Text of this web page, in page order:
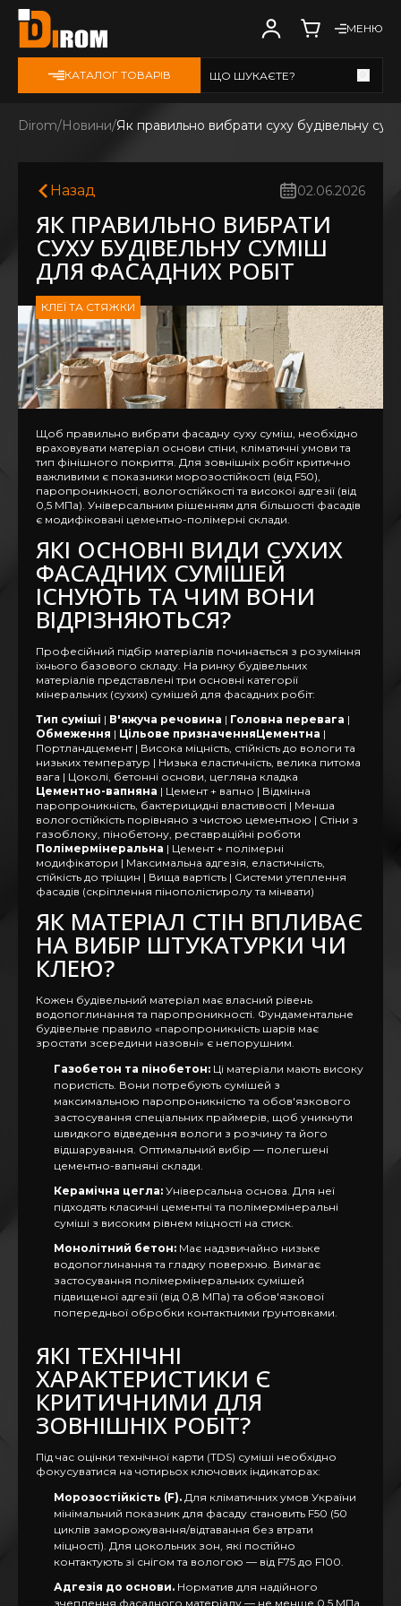
МЕНЮ
КАТАЛОГ ТОВАРІВ ЩО ШУКАЄТЕ?
Dirom Новини Як правильно вибрати суху будівельну
Назад 02.06.2026
ЯК ПРАВИЛЬНО ВИБРАТИ
СУХУ БУДІВЕЛЬНУ СУМІШ
ДЛЯ ФАСАДНИХ РОБІТ
КЛЕЇ ТА СТЯЖКИ
Щоб правильно вибрати фасадну суху суміш, необхідно
враховувати матеріал основи стіни, кліматичні умови та
тип фінішного покриття. Для зовнішніх робіт критично
важливими є показники морозостійкості (від F50),
паропроникності, вологостійкості та високої адгезії (від
0,5 МПа). Універсальним рішенням для більшості фасадів
є модифіковані цементно-полімерні склади.
ЯКІ ОСНОВНІ ВИДИ СУХИХ
ФАСАДНИХ СУМІШЕЙ
ІСНУЮТЬ ТА ЧИМ ВОНИ
ВІДРІЗНЯЮТЬСЯ?
Професійний підбір матеріалів починається з розуміння
їхнього базового складу. На ринку будівельних
матеріалів представлені три основні категорії
мінеральних (сухих) сумішей для фасадних робіт:
Тип суміші | В'яжуча речовина | Головна перевага |
Обмеження | Цільове призначенняЦементна |
Портландцемент | Висока міцність, стійкість до вологи та
низьких температур | Низька еластичність, велика питома
вага | Цоколі, бетонні основи, цегляна кладка
Цементно-вапняна | Цемент + вапно | Відмінна
паропроникність, бактерицидні властивості | Менша
вологостійкість порівняно з чистою цементною | Стіни з
газоблоку, пінобетону, реставраційні роботи
Полімермінеральна | Цемент + полімерні
модифікатори | Максимальна адгезія, еластичність,
стійкість до тріщин | Вища вартість | Системи утеплення
фасадів (скріплення пінополістиролу та мінвати)
ЯК МАТЕРІАЛ СТІН ВПЛИВАЄ
НА ВИБІР ШТУКАТУРКИ ЧИ
КЛЕЮ?
Кожен будівельний матеріал має власний рівень
водопоглинання та паропроникності. Фундаментальне
будівельне правило «паропроникність шарів має
зростати зсередини назовні» є непорушним.
Газобетон та пінобетон: Ці матеріали мають високу
пористість. Вони потребують сумішей з
максимальною паропроникністю та обов'язкового
застосування спеціальних праймерів, щоб уникнути
швидкого відведення вологи з розчину та його
відшарування. Оптимальний вибір — полегшені
цементно-вапняні склади.
Керамічна цегла: Універсальна основа. Для неї
підходять класичні цементні та полімермінеральні
суміші з високим рівнем міцності на стиск.
Монолітний бетон: Має надзвичайно низьке
водопоглинання та гладку поверхню. Вимагає
застосування полімермінеральних сумішей
підвищеної адгезії (від 0,8 МПа) та обов'язкової
попередньої обробки контактними ґрунтовками.
ЯКІ ТЕХНІЧНІ
ХАРАКТЕРИСТИКИ Є
КРИТИЧНИМИ ДЛЯ
ЗОВНІШНІХ РОБІТ?
Під час оцінки технічної карти (TDS) суміші необхідно
фокусуватися на чотирьох ключових індикаторах:
Морозостійкість (F). Для кліматичних умов України
мінімальний показник для фасаду становить F50 (50
циклів заморожування/відтавання без втрати
міцності). Для цокольних зон, які постійно
контактують зі снігом та вологою — від F75 до F100.
Адгезія до основи. Норматив для надійного
зчеплення фасадного матеріалу — не менше 0,5 МПа.